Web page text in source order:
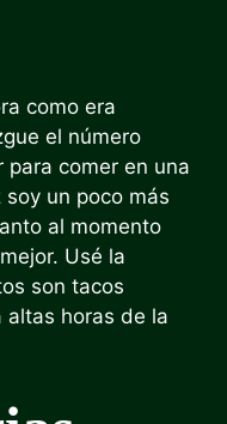
como era
el número
comer en una
un poco más
al momento
Usé la
son tacos
horas de la